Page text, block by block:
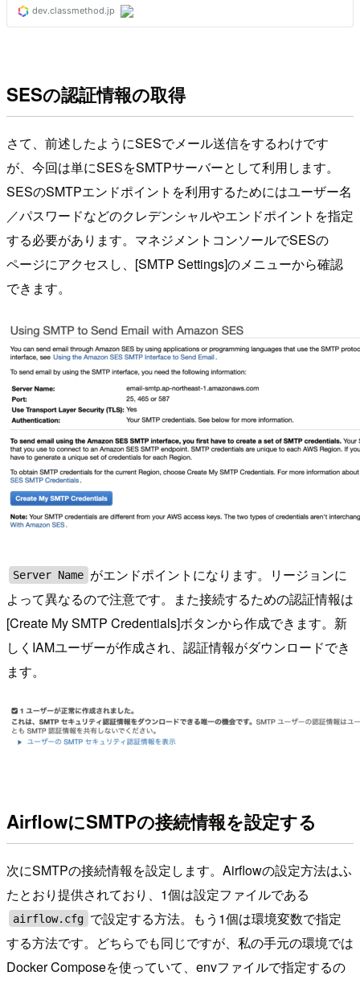
SESの認証情報の取得
さて、前述したようにSESでメール送信をするわけです
が、今回は単にSESをSMTPサーバーとして利用します。
SESのSMTPエンドポイントを利用するためにはユーザー名
／パスワードなどのクレデンシャルやエンドポイントを指定
する必要があります。マネジメントコンソールでSESの
ページにアクセスし、[SMTP Settings]のメニューから確認
できます。
Server Name がエンドポイントになります。リージョンに
よって異なるので注意です。また接続するための認証情報は
[Create My SMTP Credentials]ボタンから作成できます。新
しくIAMユーザーが作成され、認証情報がダウンロードでき
ます。
AirflowにSMTPの接続情報を設定する
次にSMTPの接続情報を設定します。Airflowの設定方法はふ
たとおり提供されており、1個は設定ファイルである
airflow.cfg で設定する方法。もう1個は環境変数で指定
する方法です。どちらでも同じですが、私の手元の環境では
Docker Composeを使っていて、envファイルで指定するの